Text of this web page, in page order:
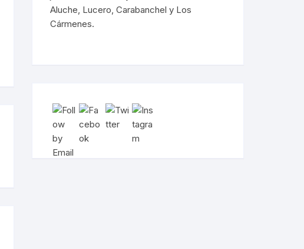
Aluche, Lucero, Carabanchel y Los
Cármenes.